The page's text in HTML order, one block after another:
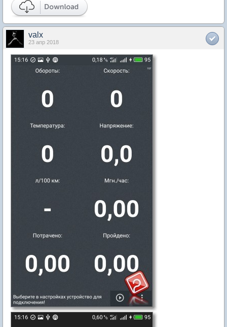
valx
23 апр 2018